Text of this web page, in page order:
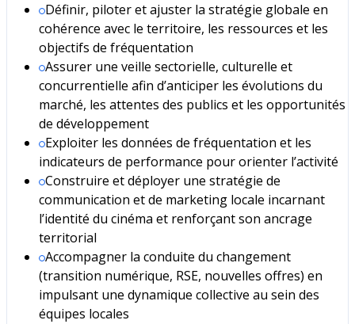
Définir, piloter et ajuster la stratégie globale en
cohérence avec le territoire, les ressources et les
objectifs de fréquentation
Assurer une veille sectorielle, culturelle et
concurrentielle afin d’anticiper les évolutions du
marché, les attentes des publics et les opportunités
de développement
Exploiter les données de fréquentation et les
indicateurs de performance pour orienter l’activité
Construire et déployer une stratégie de
communication et de marketing locale incarnant
l’identité du cinéma et renforçant son ancrage
territorial
Accompagner la conduite du changement
(transition numérique, RSE, nouvelles offres) en
impulsant une dynamique collective au sein des
équipes locales